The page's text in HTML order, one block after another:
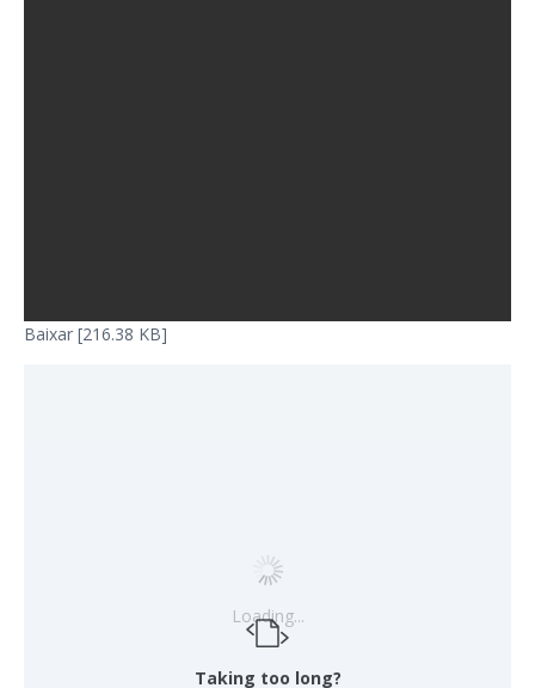
Baixar [216.38 KB]
Loading...
Taking too long?